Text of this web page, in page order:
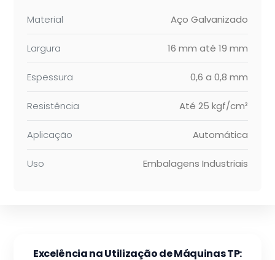
Material Aço Galvanizado
Largura 16 mm até 19 mm
Espessura 0,6 a 0,8 mm
Resistência Até 25 kgf/cm²
Aplicação Automática
Uso Embalagens Industriais
Excelência na Utilização de Máquinas TP: